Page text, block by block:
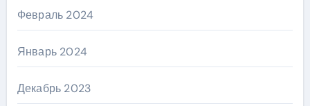
Февраль 2024
Январь 2024
Декабрь 2023